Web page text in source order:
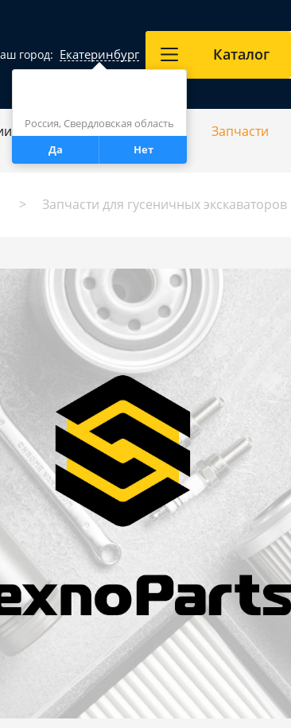
город: Екатеринбург
Россия, Свердловская область
Да
Нет
Каталог
Ремонт спецтехники Запчасти
Запчасти для гусеничных экскаваторов